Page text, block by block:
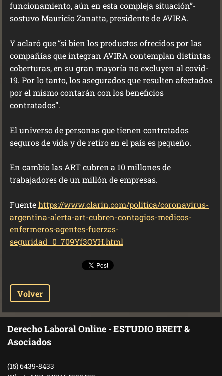
funcionamiento, aún en esta compleja situación”-
sostuvo Mauricio Zanatta, presidente de AVIRA.
Y aclaró que “si bien los productos ofrecidos por las
compañías que integran AVIRA contemplan distintas
coberturas, en su gran mayoría no excluyen al covid-
19. Por lo tanto, los asegurados que resulten afectados
por el mismo contarán con los beneficios
contratados”.
El universo de personas que tienen contratados
seguros de vida y de retiro en el país es pequeño.
En cambio las ART cubren a 10 millones de
trabajadores de un millón de empresas.
Fuentehttps://www.clarin.com/politica/coronavirus-
argentina-alerta-art-cubren-contagios-medicos-
enfermeros-agentes-fuerzas-
seguridad_0_709Yf3OYH.html
Volver
Derecho Laboral Online - ESTUDIO BREIT &
Asociados
(15) 6439-8433